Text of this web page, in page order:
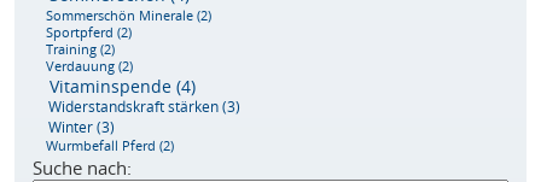
Sommerschön Minerale (2)
Sportpferd (2)
Training (2)
Verdauung (2)
Vitaminspende (4)
Widerstandskraft stärken(3)
Winter(3)
Wurmbefall Pferd (2)
Suche nach: